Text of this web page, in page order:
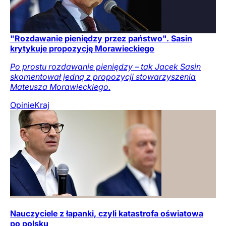
"Rozdawanie pieniędzy przez państwo". Sasin
krytykuje propozycję Morawieckiego
Po prostu rozdawanie pieniędzy – tak Jacek Sasin
skomentował jedną z propozycji stowarzyszenia
Mateusza Morawieckiego.
OpinieKraj
Nauczyciele z łapanki, czyli katastrofa oświatowa
po polsku